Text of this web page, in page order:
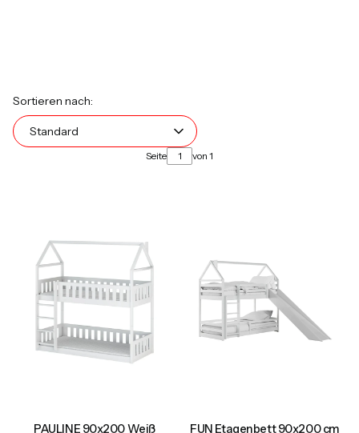
Produktliste
Sortieren nach:
Standard
Seite von 1
PAULINE 90x200 Weiß
FUN Etagenbett 90x200 cm